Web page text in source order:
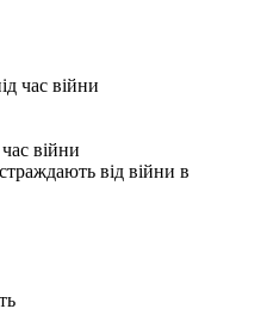
війни
від війни в